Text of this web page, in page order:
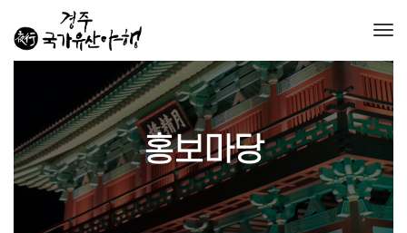
홍보마당